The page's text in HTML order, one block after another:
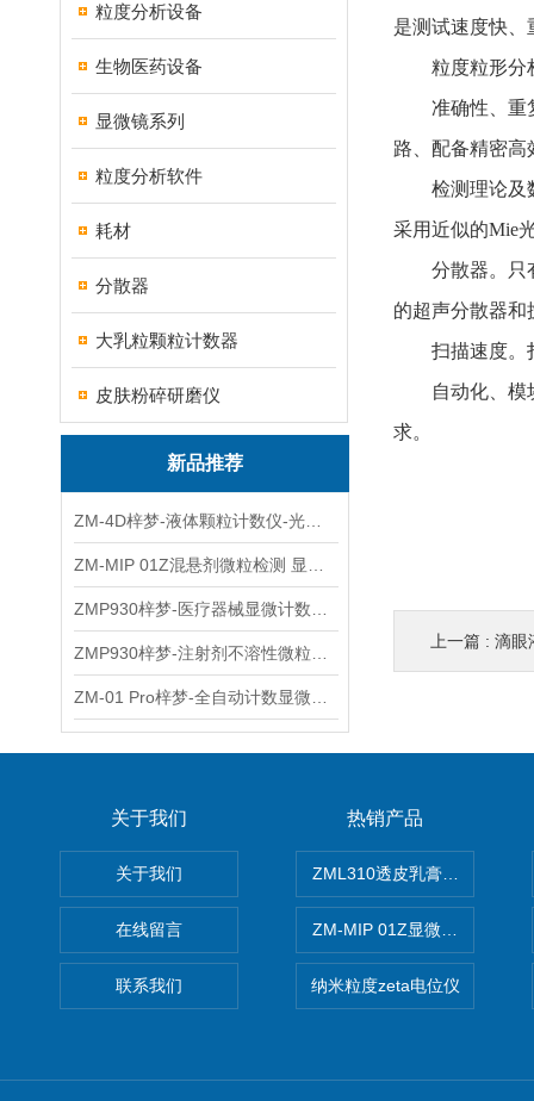
粒度分析设备
生物医药设备
显微镜系列
粒度分析软件
耗材
分散器
大乳粒颗粒计数器
皮肤粉碎研磨仪
新品推荐
是测试速度快
粒度粒形分
准确性、重复
路、配备精密高
检测理论及数
采用近似的Mie
分散器。只有
的超声分散器和
扫描速度。扫
自动化、模块
求。
上一篇 : 滴眼
关于我们
关于我们
在线留言
联系我们
热销产品
ZML310透皮乳膏粒度晶型分
ZM-MIP 01Z显微镜法不溶性
纳米粒度zeta电位仪